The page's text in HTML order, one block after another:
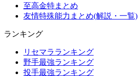
至高金特まとめ
友情特殊能力まとめ(解説・一覧)
ランキング
リセマラランキング
野手最強ランキング
投手最強ランキング